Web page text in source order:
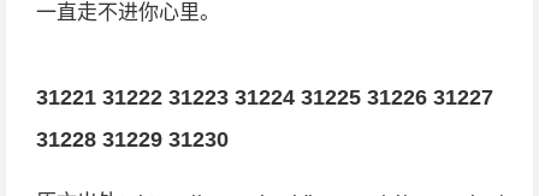
一直走不进你心里。
31221 31222 31223 31224 31225 31226 31227
31228 31229 31230